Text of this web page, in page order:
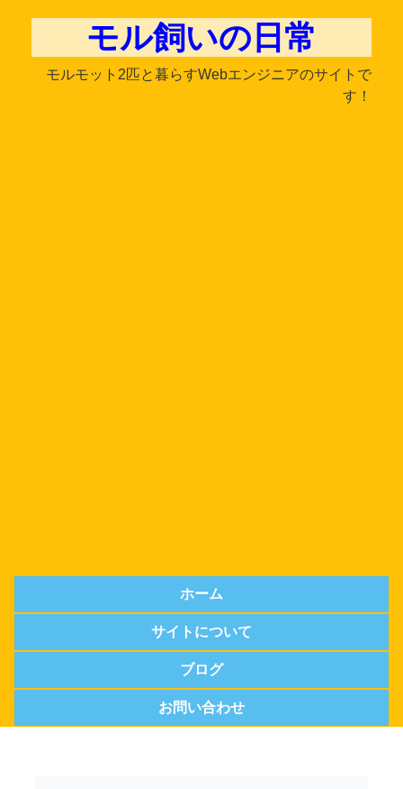
モル飼いの日常
モルモット2匹と暮らすWebエンジニアのサイトで
す！
ホーム
サイトについて
ブログ
お問い合わせ